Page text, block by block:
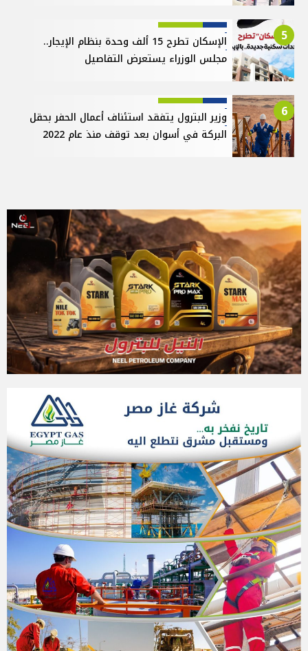
5
الإسكان تطرح 15 ألف وحدة بنظام الإيجار..
مجلس الوزراء يستعرض التفاصيل
6
وزير البترول يتفقد استئناف أعمال الحفر بحقل
البركة في أسوان بعد توقف منذ عام 2022